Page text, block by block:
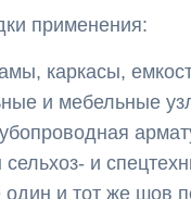
применения:
каркасы,
и мебельные
и
один и тот же шов